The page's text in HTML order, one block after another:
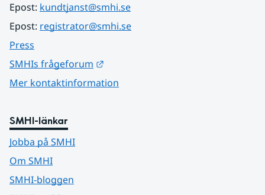
Epost: kundtjanst@smhi.se
Epost: registrator@smhi.se
Press
SMHIs frågeforum
Mer kontaktinformation
SMHI-länkar
Jobba på SMHI
Om SMHI
SMHI-bloggen